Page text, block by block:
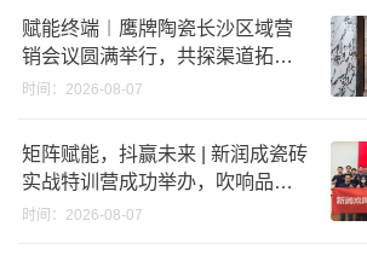
赋能终端︱鹰牌陶瓷长沙区域营
销会议圆满举行，共探渠道拓展
与门店升级新路径
时间：2026-08-07
矩阵赋能，抖赢未来 | 新润成瓷砖
实战特训营成功举办，吹响品牌
秋季营销冲锋号！
时间：2026-08-07